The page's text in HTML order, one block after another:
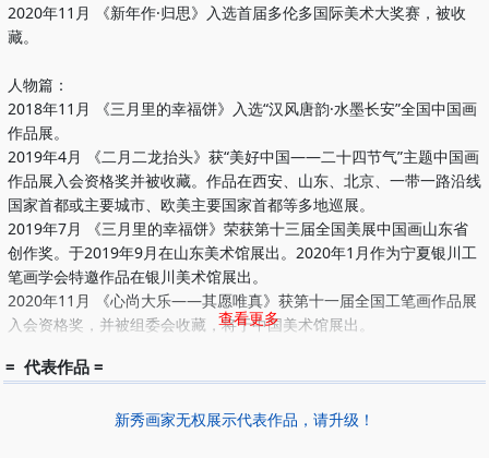
2020年11月 《新年作·归思》入选首届多伦多国际美术大奖赛，被收
藏。
人物篇：
2018年11月 《三月里的幸福饼》入选“汉风唐韵·水墨长安”全国中国画
作品展。
2019年4月 《二月二龙抬头》获“美好中国——二十四节气”主题中国画
作品展入会资格奖并被收藏。作品在西安、山东、北京、一带一路沿线
国家首都或主要城市、欧美主要国家首都等多地巡展。
2019年7月 《三月里的幸福饼》荣获第十三届全国美展中国画山东省
创作奖。于2019年9月在山东美术馆展出。2020年1月作为宁夏银川工
笔画学会特邀作品在银川美术馆展出。
2020年11月 《心尚大乐——其愿唯真》获第十一届全国工笔画作品展
入会资格奖，并被组委会收藏，将于中国美术馆展出。
查看更多
= 代表作品 =
新秀画家无权展示代表作品，请升级！